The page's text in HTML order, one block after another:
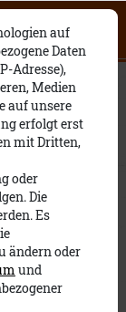
website
auf
Daten
Adresse),
Medien
auf unsere
erfolgt erst
mit Dritten,
oder
Die
Es
ändern oder
und